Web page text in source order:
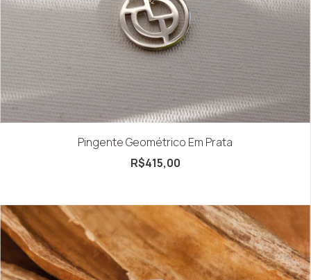
Pingente Geométrico Em Prata
R$415,00